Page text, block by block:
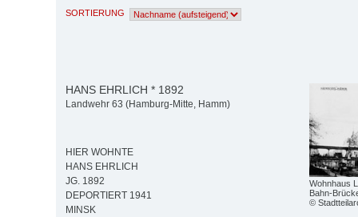
SORTIERUNG
Wohnhaus
Bahn-
©
HANS EHRLICH * 1892
Landwehr 63 (Hamburg-Mitte, Hamm)
HIER WOHNTE
HANS EHRLICH
JG. 1892
DEPORTIERT 1941
MINSK